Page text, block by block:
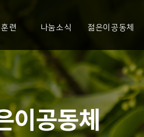
련 나눔소식 젊은이공동체